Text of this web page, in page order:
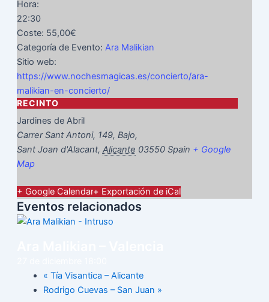
Hora:
22:30
Coste: 55,00€
Categoría de Evento: Ara Malikian
Sitio web:
https://www.nochesmagicas.es/concierto/ara-
malikian-en-concierto/
RECINTO
Jardines de Abril
Carrer Sant Antoni, 149, Bajo,
Sant Joan d'Alacant, Alicante 03550 Spain + Google
Map
+ Google Calendar+ Exportación de iCal
Eventos relacionados
« Tía Visantica – Alicante
Rodrigo Cuevas – San Juan »